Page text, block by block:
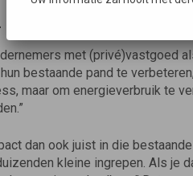
transitie
met (privé)vastgoed
bestaande pand te
maar om energieverbruik te
dan ook juist in die
kleine ingrepen. Als je